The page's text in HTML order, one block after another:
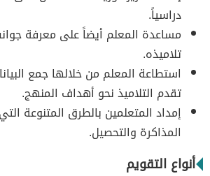
دراسياً.
مساعدة المعلم أيضاً على معرفة
تلاميذه.
استطاعة المعلم من خلالها جمع
تقدم التلاميذ نحو أهداف المنهج.
إمداد المتعلمين بالطرق المتنوعة
المذاكرة والتحصيل.
أنواع التقويم